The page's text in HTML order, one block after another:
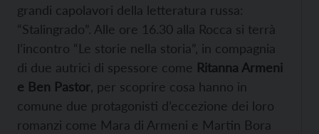
grandi capolavori della letteratura russa:
“Stalingrado”. Alle ore 16.30 alla Rocca si terrà
l’incontro “Le storie nella storia”, in compagnia
di due autrici di spessore come Ritanna Armeni
e Ben Pastor , per scoprire cosa hanno in
comune due protagonisti d’eccezione dei loro
romanzi come Mara di Armeni e Martin Bora